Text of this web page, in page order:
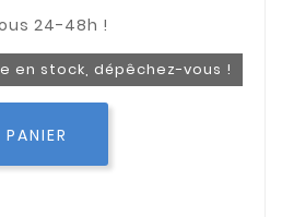
en stock, dépêchez-vous !